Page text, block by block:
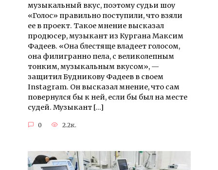
музыкальный вкус, поэтому судьи шоу
«Голос» правильно поступили, что взяли
ее в проект. Такое мнение высказал
продюсер, музыкант из Кургана Максим
Фадеев. «Она блестяще владеет голосом,
она филигранно пела, с великолепным
тонким, музыкальным вкусом», —
защитил Будникову Фадеев в своем
Instagram. Он высказал мнение, что сам
повернулся бы к ней, если бы был на месте
судей. Музыкант […]
0 2.2к.